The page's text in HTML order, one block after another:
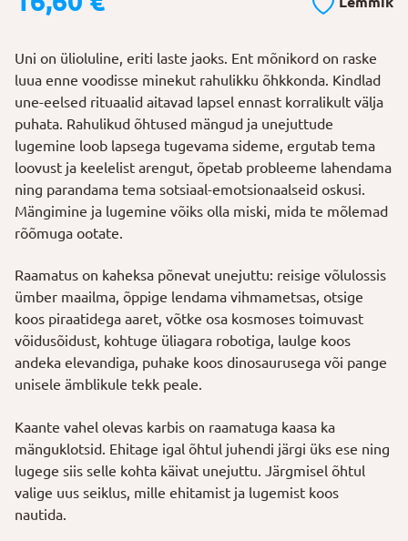
Uni on ülioluline, eriti laste jaoks. Ent mõnikord on raske
luua enne voodisse minekut rahulikku õhkkonda. Kindlad
une-eelsed rituaalid aitavad lapsel ennast korralikult välja
puhata. Rahulikud õhtused mängud ja unejuttude
lugemine loob lapsega tugevama sideme, ergutab tema
loovust ja keelelist arengut, õpetab probleeme lahendama
ning parandama tema sotsiaal-emotsionaalseid oskusi.
Mängimine ja lugemine võiks olla miski, mida te mõlemad
rõõmuga ootate.
Raamatus on kaheksa põnevat unejuttu: reisige võlulossis
ümber maailma, õppige lendama vihmametsas, otsige
koos piraatidega aaret, võtke osa kosmoses toimuvast
võidusõidust, kohtuge üliagara robotiga, laulge koos
andeka elevandiga, puhake koos dinosaurusega või pange
unisele ämblikule tekk peale.
Kaante vahel olevas karbis on raamatuga kaasa ka
mänguklotsid. Ehitage igal õhtul juhendi järgi üks ese ning
lugege siis selle kohta käivat unejuttu. Järgmisel õhtul
valige uus seiklus, mille ehitamist ja lugemist koos
nautida.